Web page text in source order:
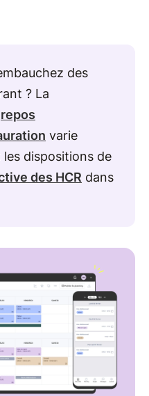
des
? La
repos
varie
dispositions de
des HCR dans